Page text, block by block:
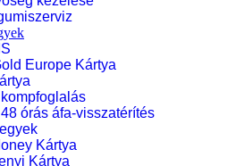
Europe Kártya
órás áfa-visszatérítés
Kártya
Kártya